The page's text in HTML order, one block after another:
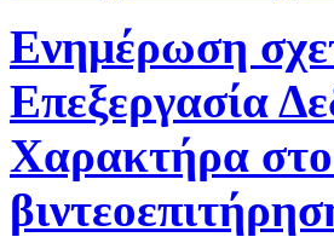
Ενημέρωση
Επεξεργασία
Χαρακτήρα στο